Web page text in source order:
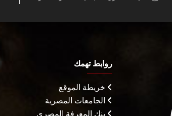
روابط تهمك
خريطة الموقع
الجامعات المصرية
بنك المعرفة المصري